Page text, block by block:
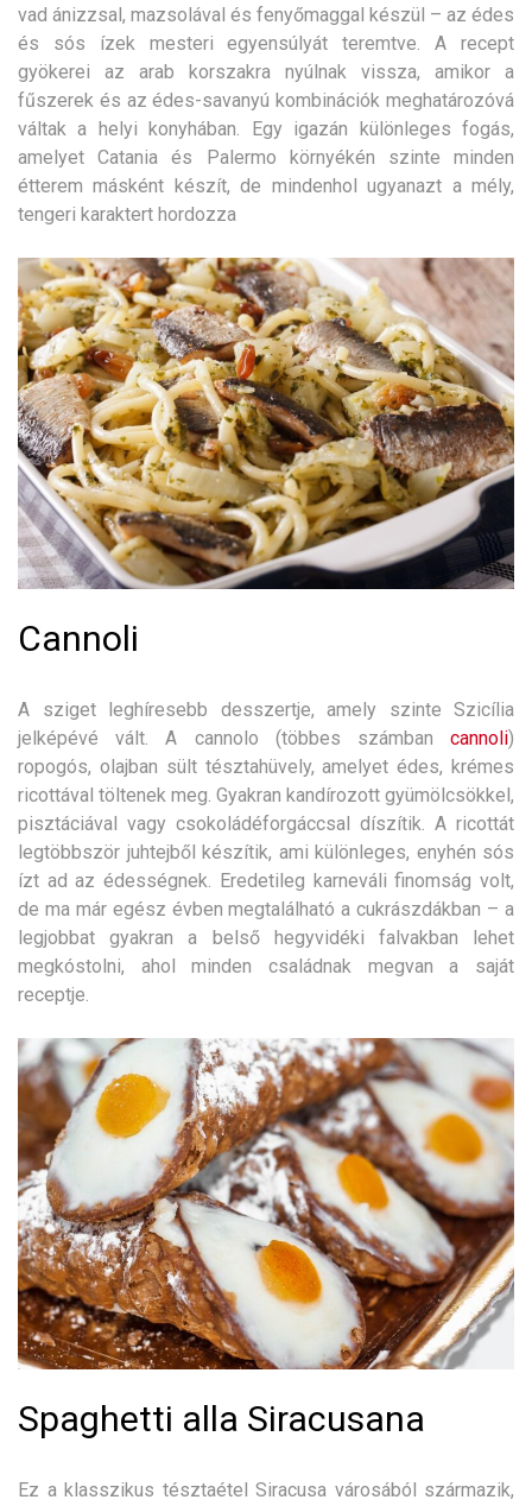
vad ánizzsal, mazsolával és fenyőmaggal készül – az édes
és sós ízek mesteri egyensúlyát teremtve. A recept
gyökerei az arab korszakra nyúlnak vissza, amikor a
fűszerek és az édes-savanyú kombinációk meghatározóvá
váltak a helyi konyhában. Egy igazán különleges fogás,
amelyet Catania és Palermo környékén szinte minden
étterem másként készít, de mindenhol ugyanazt a mély,
tengeri karaktert hordozza
Cannoli
A sziget leghíresebb desszertje, amely szinte Szicília
jelképévé vált. A cannolo (többes számban cannoli)
ropogós, olajban sült tésztahüvely, amelyet édes, krémes
ricottával töltenek meg. Gyakran kandírozott gyümölcsökkel,
pisztáciával vagy csokoládéforgáccsal díszítik. A ricottát
legtöbbször juhtejből készítik, ami különleges, enyhén sós
ízt ad az édességnek. Eredetileg karneváli finomság volt,
de ma már egész évben megtalálható a cukrászdákban – a
legjobbat gyakran a belső hegyvidéki falvakban lehet
megkóstolni, ahol minden családnak megvan a saját
receptje.
Spaghetti alla Siracusana
Ez a klasszikus tésztaétel Siracusa városából származik,